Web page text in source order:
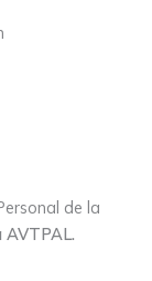
de la
AVTPAL.